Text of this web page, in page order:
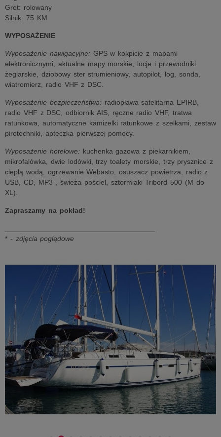
Grot: rolowany
Silnik: 75 KM
WYPOSAŻENIE
Wyposażenie nawigacyjne: GPS w kokpicie z mapami
elektronicznymi, aktualne mapy morskie, locje i przewodniki
żeglarskie, dziobowy ster strumieniowy, autopilot, log, sonda,
wiatromierz, radio VHF z DSC.
Wyposażenie bezpieczeństwa: radiopława satelitarna EPIRB,
radio VHF z DSC, odbiornik AIS, ręczne radio VHF, tratwa
ratunkowa, automatyczne kamizelki ratunkowe z szelkami, zestaw
pirotechniki, apteczka pierwszej pomocy.
Wyposażenie hotelowe: kuchenka gazowa z piekarnikiem,
mikrofalówka, dwie lodówki, trzy toalety morskie, trzy prysznice z
ciepłą wodą, ogrzewanie Webasto, osuszacz powietrza, radio z
USB, CD, MP3 , świeża pościel, sztormiaki Tribord 500 (M do
XL).
Zapraszamy na pokład!
* - zdjęcia poglądowe